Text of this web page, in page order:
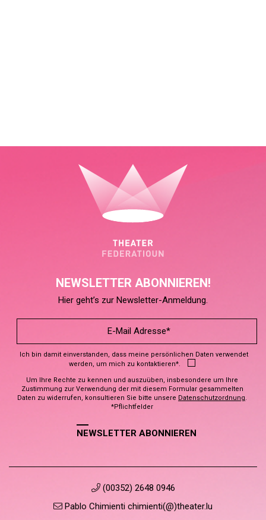
NEWSLETTER ABONNIEREN!
Hier geht’s zur Newsletter-Anmeldung.
Ich bin damit einverstanden, dass meine persönlichen Daten verwendet
werden, um mich zu kontaktieren*.
Um Ihre Rechte zu kennen und auszuüben, insbesondere um Ihre
Zustimmung zur Verwendung der mit diesem Formular gesammelten
Daten zu widerrufen, konsultieren Sie bitte unsere Datenschutzordnung.
*Pflichtfelder
NEWSLETTER ABONNIEREN
(00352) 2648 0946
Pablo Chimienti chimienti(@)theater.lu